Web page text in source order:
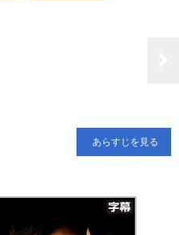
あらすじを見る